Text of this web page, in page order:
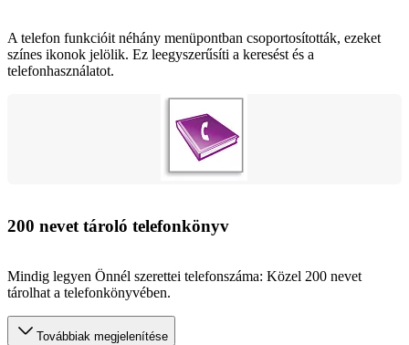
A telefon funkcióit néhány menüpontban csoportosították, ezeket
színes ikonok jelölik. Ez leegyszerűsíti a keresést és a
telefonhasználatot.
200 nevet tároló telefonkönyv
Mindig legyen Önnél szerettei telefonszáma: Közel 200 nevet
tárolhat a telefonkönyvében.
Továbbiak megjelenítése